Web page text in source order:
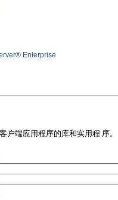
Enterprise
户端应用程序的库和实用程 序。